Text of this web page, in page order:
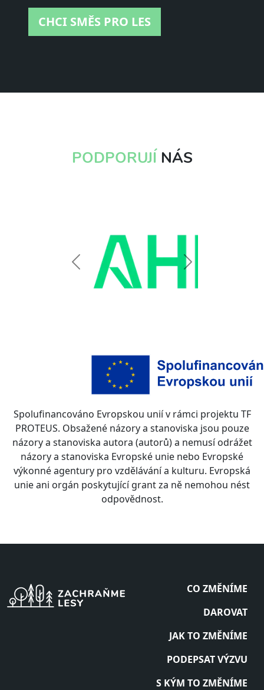
CHCI SMĚS PRO LES
PODPORUJÍ NÁS
Předchozí Další
Spolufinancováno Evropskou unií v rámci projektu TF
PROTEUS. Obsažené názory a stanoviska jsou pouze
názory a stanoviska autora (autorů) a nemusí odrážet
názory a stanoviska Evropské unie nebo Evropské
výkonné agentury pro vzdělávání a kulturu. Evropská
unie ani orgán poskytující grant za ně nemohou nést
odpovědnost.
CO ZMĚNÍME
DAROVAT
JAK TO ZMĚNÍME
PODEPSAT VÝZVU
S KÝM TO ZMĚNÍME